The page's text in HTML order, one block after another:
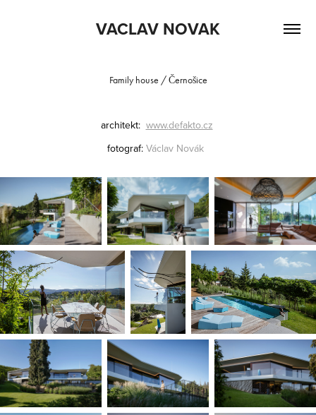
VACLAV NOVAK
Family house / Černošice
architekt: www.defakto.cz
fotograf: Václav Novák